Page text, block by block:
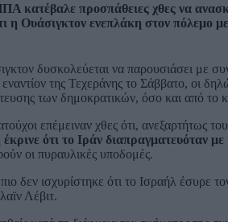
κατέβαλε προσπάθειες χθες να
η Ουάσιγκτον ενεπλάκη στον πόλεμο
δυσκολεύεται να παρουσιάσει με
της Τεχεράνης το Σάββατο, οι
των δημοκρατικών, όσο και από
επέμειναν χθες ότι, ανεξαρτήτως
έκρινε ότι το Ιράν διαπραγματευόταν
οι πυραυλικές υποδομές.
δεν ισχυρίστηκε ότι το Ισραήλ έσυρε
Λέβιτ.